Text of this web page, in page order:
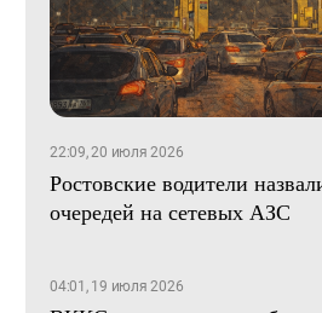
22:09, 20 июля 2026
Ростовские водители
очередей на сетевых АЗС
04:01, 19 июля 2026